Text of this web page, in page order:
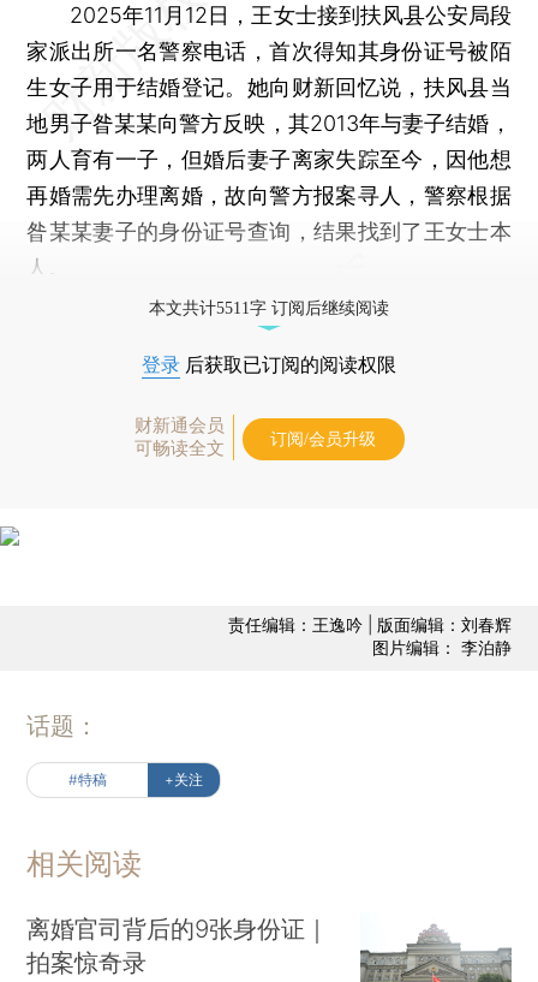
2025年11月12日，王女士接到扶风县公安局段
家派出所一名警察电话，首次得知其身份证号被陌
生女子用于结婚登记。她向财新回忆说，扶风县当
地男子昝某某向警方反映，其2013年与妻子结婚，
两人育有一子，但婚后妻子离家失踪至今，因他想
再婚需先办理离婚，故向警方报案寻人，警察根据
昝某某妻子的身份证号查询，结果找到了王女士本
人。
本文共计5511字 订阅后继续阅读
登录 后获取已订阅的阅读权限
财新通会员
可畅读全文
订阅/会员升级
责任编辑：王逸吟 | 版面编辑：刘春辉
图片编辑： 李泊静
话题：
#特稿 +关注
相关阅读
离婚官司背后的9张身份证｜
拍案惊奇录